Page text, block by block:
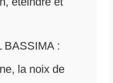
BASSIMA :
la noix de